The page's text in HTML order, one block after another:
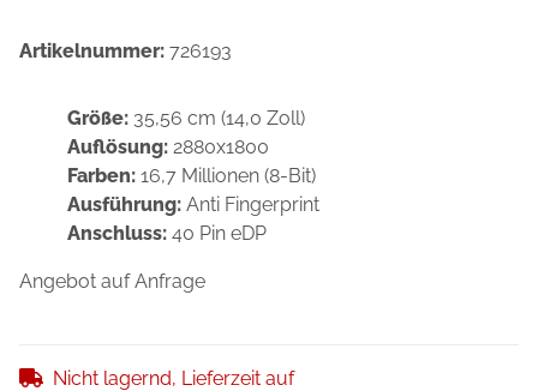
Artikelnummer: 726193
Größe: 35,56 cm (14,0 Zoll)
Auflösung: 2880x1800
Farben: 16,7 Millionen (8-Bit)
Ausführung: Anti Fingerprint
Anschluss: 40 Pin eDP
Angebot auf Anfrage
Nicht lagernd, Lieferzeit auf